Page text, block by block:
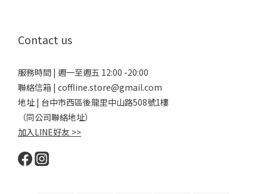
Contact us
服務時間 | 週一至週五 12:00 -20:00
聯絡信箱 | coffline.store@gmail.com
地址 | 台中市西區後龍里中山路508號1樓
（同公司聯絡地址）
加入LINE好友 >>